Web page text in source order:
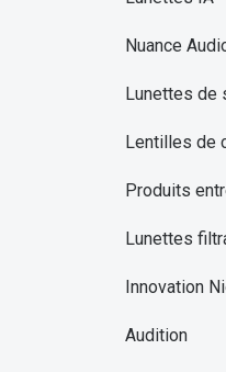
Nuance
Lunettes
Lentilles de
Produits
Lunettes
Innovation
Audition